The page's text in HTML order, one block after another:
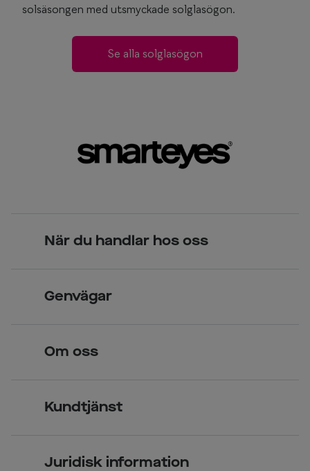
solsäsongen med utsmyckade solglasögon.
Se alla solglasögon
När du handlar hos oss
Över 70 butiker
Genvägar
Kontaktlinser
Om oss
Kundtjänst
Juridisk information